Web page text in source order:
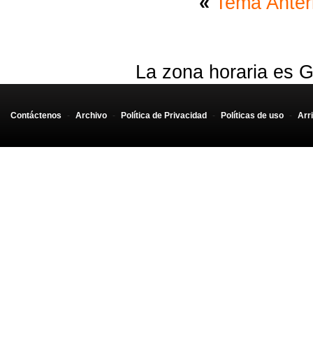
La zona horaria es
Contáctenos - Archivo - Política de Privacidad - Políticas de uso -